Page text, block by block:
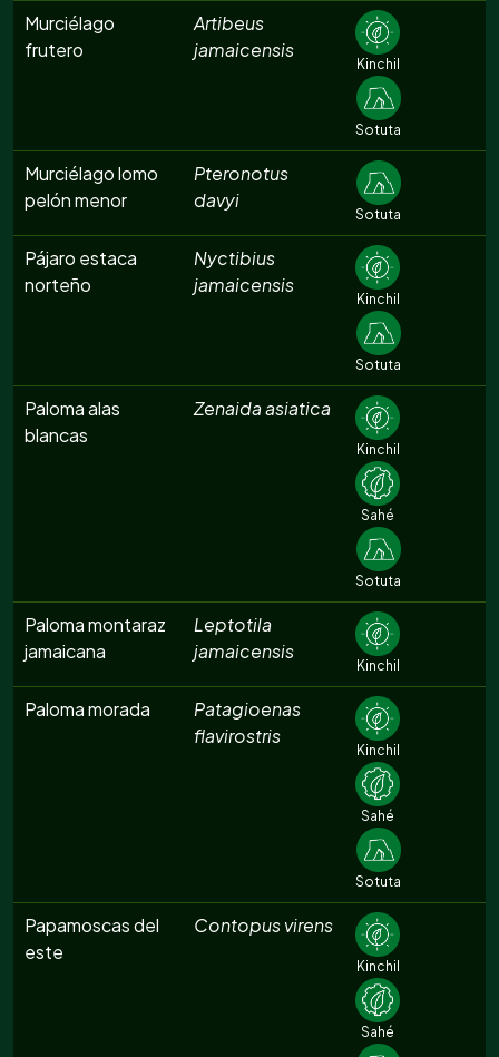
Murciélago
frutero
Artibeus
jamaicensis
Kinchil
Sotuta
Murciélago lomo
pelón menor
Pteronotus
davyi
Sotuta
Pájaro estaca
norteño
Nyctibius
jamaicensis
Kinchil
Sotuta
Paloma alas
blancas
Zenaida asiatica
Kinchil
Sahé
Sotuta
Paloma montaraz
jamaicana
Leptotila
jamaicensis
Kinchil
Paloma morada
Patagioenas
flavirostris
Kinchil
Sahé
Sotuta
Papamoscas del
este
Contopus virens
Kinchil
Sahé